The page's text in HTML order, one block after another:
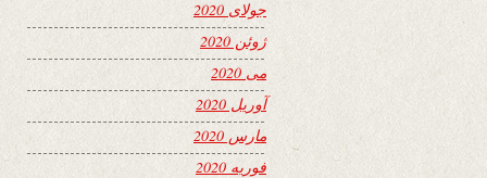
جولای 2020
ژوئن 2020
می 2020
آوریل 2020
مارس 2020
فوریه 2020